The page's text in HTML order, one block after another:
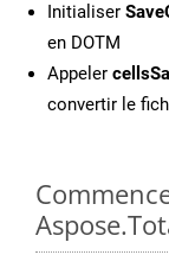
Initialiser
en DOTM
Appeler
convertir le